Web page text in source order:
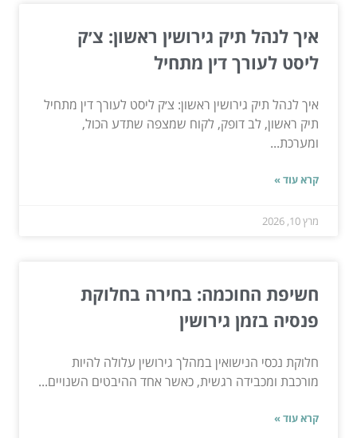
איך לנהל תיק גירושין ראשון: צ׳ק
ליסט לעורך דין מתחיל
איך לנהל תיק גירושין ראשון: צ׳ק ליסט לעורך דין מתחיל
תיק ראשון, לב דופק, לקוח שמצפה שתדע הכול,
ומערכת...
קרא עוד »
מרץ 10, 2026
חשיפת החוכמה: בחירה בחלוקת
פנסיה בזמן גירושין
חלוקת נכסי הנישואין במהלך גירושין עלולה להיות
מורכבת ומכבידה רגשית, כאשר אחד ההיבטים השנויים...
קרא עוד »